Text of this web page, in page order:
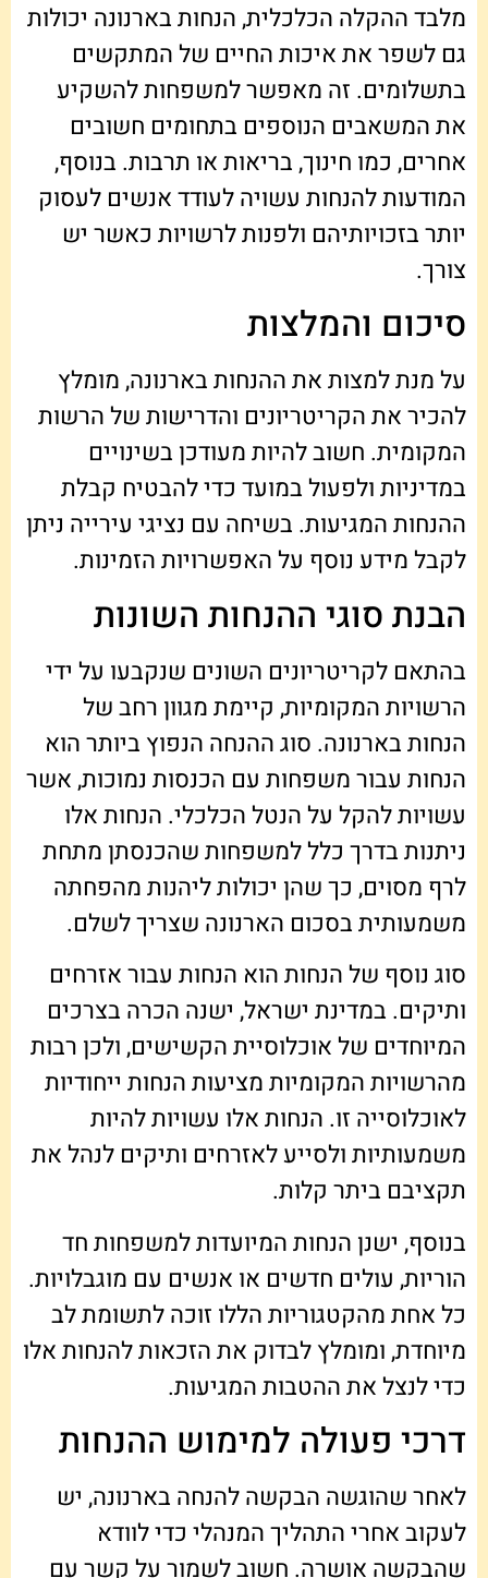
מלבד ההקלה הכלכלית, הנחות בארנונה יכולות
גם לשפר את איכות החיים של המתקשים
בתשלומים. זה מאפשר למשפחות להשקיע
את המשאבים הנוספים בתחומים חשובים
אחרים, כמו חינוך, בריאות או תרבות. בנוסף,
המודעות להנחות עשויה לעודד אנשים לעסוק
יותר בזכויותיהם ולפנות לרשויות כאשר יש
צורך.
סיכום והמלצות
על מנת למצות את ההנחות בארנונה, מומלץ
להכיר את הקריטריונים והדרישות של הרשות
המקומית. חשוב להיות מעודכן בשינויים
במדיניות ולפעול במועד כדי להבטיח קבלת
ההנחות המגיעות. בשיחה עם נציגי עירייה ניתן
לקבל מידע נוסף על האפשרויות הזמינות.
הבנת סוגי ההנחות השונות
בהתאם לקריטריונים השונים שנקבעו על ידי
הרשויות המקומיות, קיימת מגוון רחב של
הנחות בארנונה. סוג ההנחה הנפוץ ביותר הוא
הנחות עבור משפחות עם הכנסות נמוכות, אשר
עשויות להקל על הנטל הכלכלי. הנחות אלו
ניתנות בדרך כלל למשפחות שהכנסתן מתחת
לרף מסוים, כך שהן יכולות ליהנות מהפחתה
משמעותית בסכום הארנונה שצריך לשלם.
סוג נוסף של הנחות הוא הנחות עבור אזרחים
ותיקים. במדינת ישראל, ישנה הכרה בצרכים
המיוחדים של אוכלוסיית הקשישים, ולכן רבות
מהרשויות המקומיות מציעות הנחות ייחודיות
לאוכלוסייה זו. הנחות אלו עשויות להיות
משמעותיות ולסייע לאזרחים ותיקים לנהל את
תקציבם ביתר קלות.
בנוסף, ישנן הנחות המיועדות למשפחות חד
הוריות, עולים חדשים או אנשים עם מוגבלויות.
כל אחת מהקטגוריות הללו זוכה לתשומת לב
מיוחדת, ומומלץ לבדוק את הזכאות להנחות אלו
כדי לנצל את ההטבות המגיעות.
דרכי פעולה למימוש ההנחות
לאחר שהוגשה הבקשה להנחה בארנונה, יש
לעקוב אחרי התהליך המנהלי כדי לוודא
שהבקשה אושרה. חשוב לשמור על קשר עם